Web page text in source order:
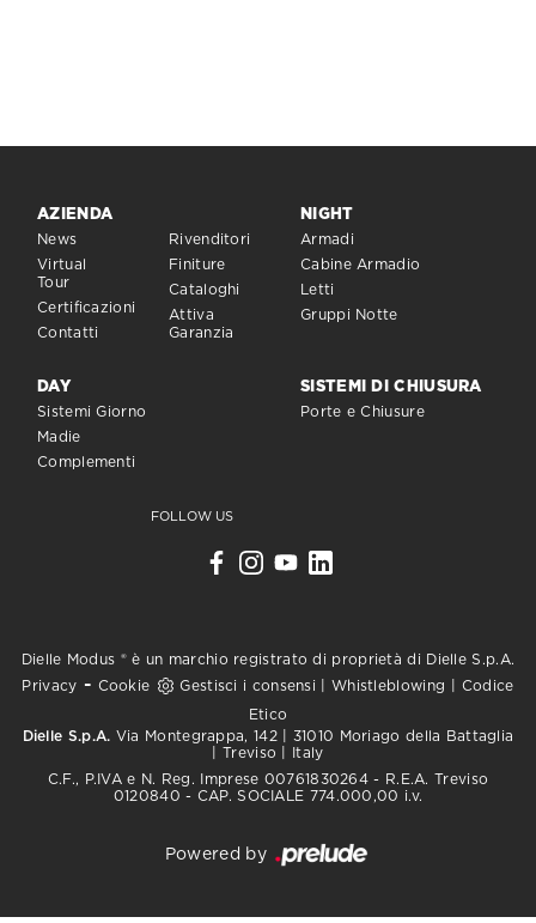
AZIENDA
News
Virtual
Tour
Certificazioni
Contatti
Rivenditori
Finiture
Cataloghi
Attiva
Garanzia
NIGHT
Armadi
Cabine Armadio
Letti
Gruppi Notte
DAY
Sistemi Giorno
Madie
Complementi
SISTEMI DI CHIUSURA
Porte e Chiusure
FOLLOW US
Dielle Modus ® è un marchio registrato di proprietà di Dielle S.p.A.
Privacy - Cookie Gestisci i consensi Whistleblowing
Codice
Etico
Dielle S.p.A. Via Montegrappa, 142 | 31010 Moriago della Battaglia
| Treviso | Italy
C.F., P.IVA e N. Reg. Imprese 00761830264 - R.E.A. Treviso
0120840 - CAP. SOCIALE 774.000,00 i.v.
Powered by